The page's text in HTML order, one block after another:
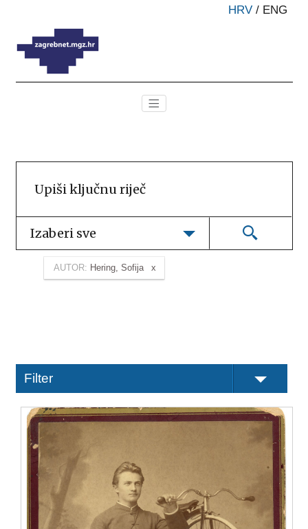
HRV / ENG
Izaberi sve
AUTOR: Hering, Sofija
Filter